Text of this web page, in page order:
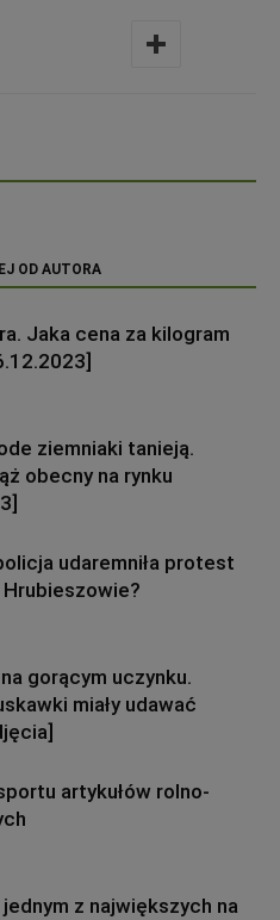
OD AUTORA
Jaka cena za kilogram
ziemniaki tanieją.
obecny na rynku
udaremniła protest
gorącym uczynku.
miały udawać
artykułów rolno-
z największych na